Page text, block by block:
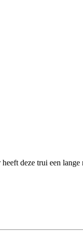
deze trui een